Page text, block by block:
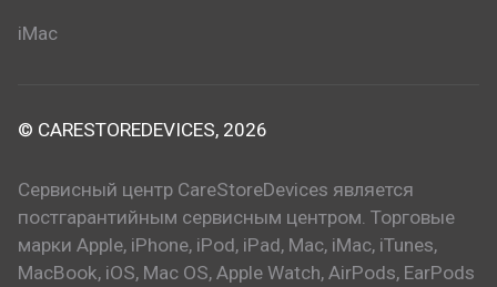
iMac
© CARESTOREDEVICES, 2026
Сервисный центр CareStoreDevices является
постгарантийным сервисным центром. Торговые
марки Apple, iPhone, iPod, iPad, Mac, iMac, iTunes,
MacBook, iOS, Mac OS, Apple Watch, AirPods, EarPods